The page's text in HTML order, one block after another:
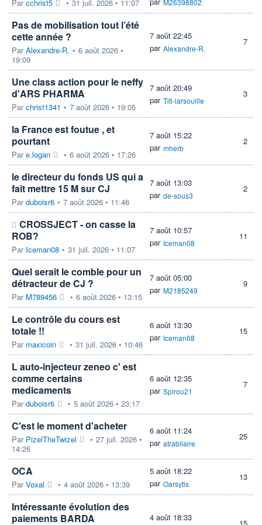
Parcchrist5 • 31 juil. 2026 • 11:07
Pas de mobilisation tout l’été
cette année ?
ParAlexandre-R. • 6 août 2026 •
19:09
7 août 22:45
par Alexandre-R.
7
Une class action pour le neffy
d'ARS PHARMA
Parchrist1341 • 7 août 2026 • 19:05
7 août 20:49
par Titi-larsouille
3
la France est foutue , et
pourtant
Pare.logan • 6 août 2026 • 17:26
7 août 15:22
par mherb
2
le directeur du fonds US qui a
fait mettre 15 M sur CJ
Parduboisr6 • 7 août 2026 • 11:46
7 août 13:03
par de-sous3
2
CROSSJECT - on casse la
ROB?
Par Iceman08 • 31 juil. 2026 • 11:07
7 août 10:57
par Iceman08
11
Quel serait le comble pour un
détracteur de CJ ?
Par M789456 • 6 août 2026 • 13:15
7 août 05:00
par M2185249
9
Le contrôle du cours est
totale !!
Par maxicoin • 31 juil. 2026 • 10:46
6 août 13:30
par Iceman08
15
L auto-injecteur zeneo c' est
comme certains
medicaments
Parduboisr6 • 5 août 2026 • 23:17
6 août 12:35
par Spirou21
7
C'est le moment d'acheter
Par PizelTheTwizel • 27 juil. 2026 •
14:26
6 août 11:24
par atrabilaire
25
OCA
ParVoxal • 4 août 2026 • 13:39
5 août 18:22
par Oarsytis
13
Intéressante évolution des
paiements BARDA
4 août 18:33